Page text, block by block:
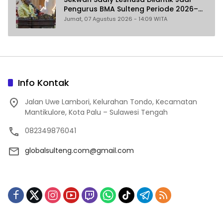
Pengurus BMA Sulteng Periode 2026–
2031
Jumat, 07 Agustus 2026 - 14:09 WITA
Info Kontak
Jalan Uwe Lambori, Kelurahan Tondo, Kecamatan
Mantikulore, Kota Palu – Sulawesi Tengah
082349876041
globalsulteng.com@gmail.com